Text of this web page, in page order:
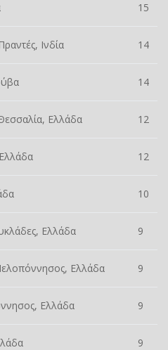
15
Ινδία 14
14
Ελλάδα 12
12
10
Ελλάδα 9
Ελλάδα 9
Ελλάδα 9
9